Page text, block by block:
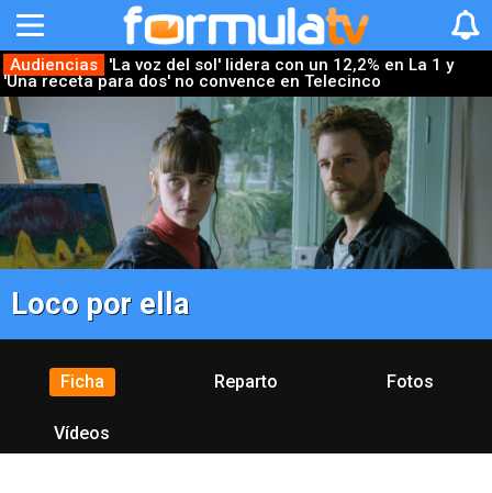
Audiencias
'La voz del sol' lidera con un 12,2% en La 1 y
'Una receta para dos' no convence en Telecinco
Loco por ella
Ficha Reparto Fotos
Vídeos